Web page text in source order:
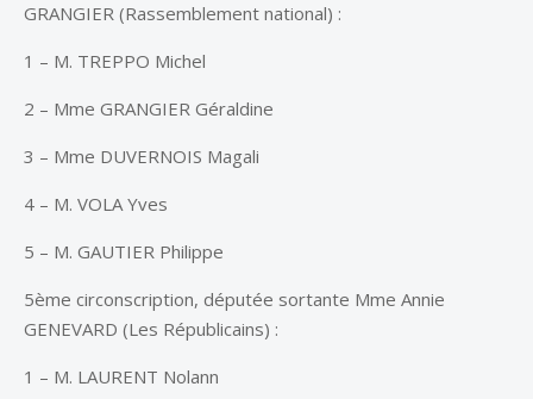
GRANGIER (Rassemblement national) :
1 – M. TREPPO Michel
2 – Mme GRANGIER Géraldine
3 – Mme DUVERNOIS Magali
4 – M. VOLA Yves
5 – M. GAUTIER Philippe
5ème circonscription, députée sortante Mme Annie
GENEVARD (Les Républicains) :
1 – M. LAURENT Nolann